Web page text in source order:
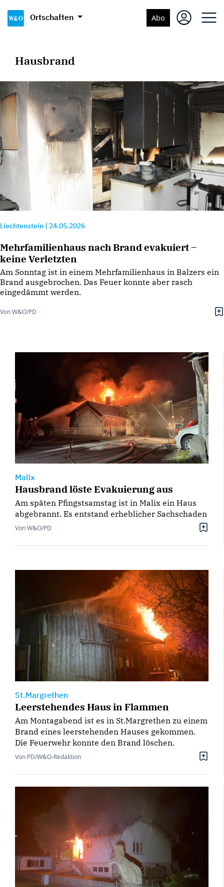
Ortschaften Abo
Hausbrand
Liechtenstein 24.05.2026
Mehrfamilienhaus nach Brand evakuiert –
keine Verletzten
Am Sonntag ist in einem Mehrfamilienhaus in Balzers ein
Brand ausgebrochen. Das Feuer konnte aber rasch
eingedämmt werden.
Von W&O/PD
Malix
Hausbrand löste Evakuierung aus
Am späten Pfingstsamstag ist in Malix ein Haus
abgebrannt. Es entstand erheblicher Sachschaden
Von W&O/PD
St.Margrethen
Leerstehendes Haus in Flammen
Am Montagabend ist es in St.Margrethen zu einem
Brand eines leerstehenden Hauses gekommen.
Die Feuerwehr konnte den Brand löschen.
Von PD/W&O-Redaktion